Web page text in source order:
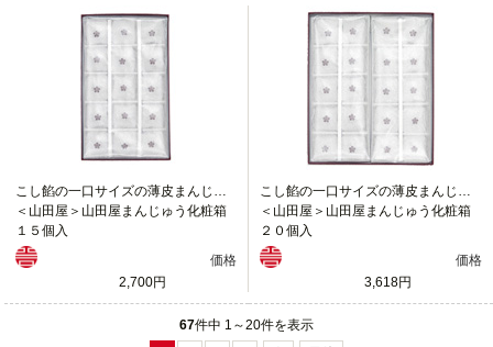
こし餡の一口サイズの薄皮まんじゅう
＜山田屋＞山田屋まんじゅう化粧箱
１５個入
価格
2,700円
こし餡の一口サイズの薄皮まんじゅう
＜山田屋＞山田屋まんじゅう化粧箱
２０個入
価格
3,618円
67件中 1～20件を表示